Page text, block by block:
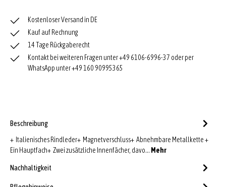
Kostenloser Versand in DE
Kauf auf Rechnung
14 Tage Rückgaberecht
Kontakt bei weiteren Fragen unter +49 6106-6996-37 oder per
WhatsApp unter +49 160 90995365
Beschreibung
+ Italienisches Rindleder+ Magnetverschluss+ Abnehmbare Metallkette +
Ein Hauptfach+ Zwei zusätzliche Innenfächer, davo… Mehr
Nachhaltigkeit